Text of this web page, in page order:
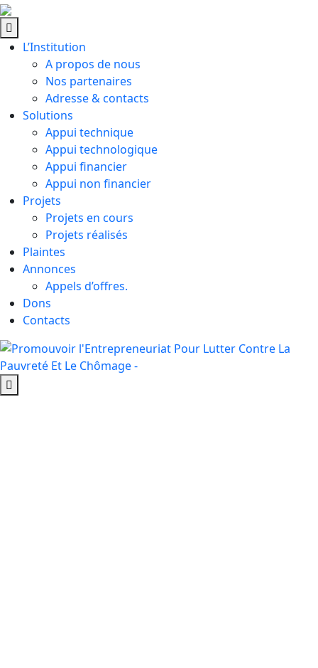
L’Institution
A propos de nous
Nos partenaires
Adresse & contacts
Solutions
Appui technique
Appui technologique
Appui financier
Appui non financier
Projets
Projets en cours
Projets réalisés
Plaintes
Annonces
Appels d’offres.
Dons
Contacts